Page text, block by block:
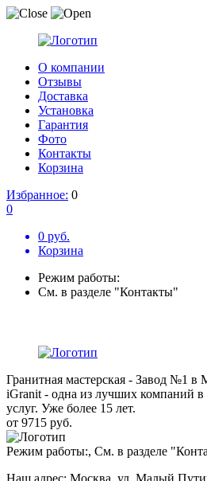
О компании
Отзывы
Доставка
Установка
Гарантия
Фото
Контакты
Корзина
Избранное: 0
0
0 руб.
Корзина
Режим работы:
См. в разделе "Контакты"
Гранитная мастерская - Завод №1 в
iGranit - одна из лучших компаний в
услуг. Уже более 15 лет.
от 9715 руб.
Режим работы:, См. в разделе
Наш адрес: Москва, ул. Малый